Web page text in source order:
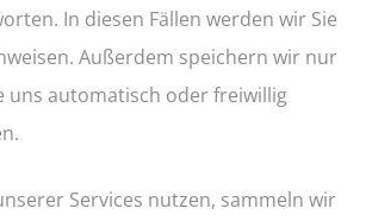
In diesen Fällen werden wir Sie
Außerdem speichern wir nur
uns automatisch oder freiwillig
Services nutzen, sammeln wir